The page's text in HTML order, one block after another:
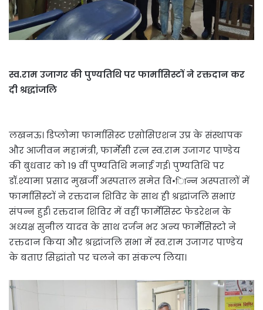
स्व.राम उजागर की पुण्यतिथि पर फार्मासिस्टों ने रक्तदान कर
दी श्रद्धांजलि
लखनऊ। डिप्लोमा फार्मासिस्ट एसोसिएशन उप्र के संस्थापक
और आजीवन महामंत्री, फार्मेसी रत्न स्व.राम उजागर पाण्डेय
की बुधवार को 19 वीं पुण्यतिथि मनाई गई। पुण्यतिथि पर
डॉ.श्यामा प्रसाद मुखर्जी अस्पताल समेत वि•िान्न अस्पतालों में
फार्मासिस्टों ने रक्तदान शिविर के साथ ही श्रद्धांजलि सभाएं
संपन्न हुईं। रक्तदान शिविर में वहीं फार्मेसिस्ट फेडरेशन के
अध्यक्ष सुनील यादव के साथ दर्जन भर अन्य फार्मेसिस्टो ने
रक्तदान किया और श्रद्धांजलि सभा में स्व.राम उजागर पाण्डेय
के बताए सिद्धांतो पर चलने का संकल्प लिया।